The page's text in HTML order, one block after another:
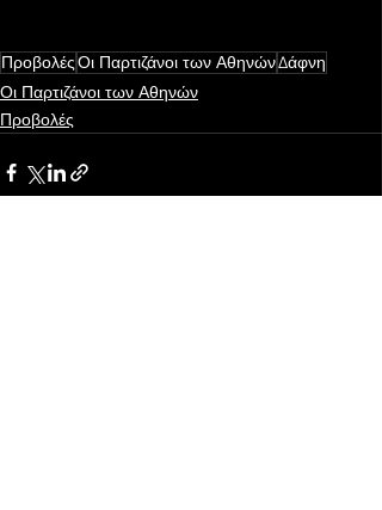
ΠροβολέςΟι Παρτιζάνοι των ΑθηνώνΔάφνη
Οι Παρτιζάνοι των Αθηνών
Προβολές